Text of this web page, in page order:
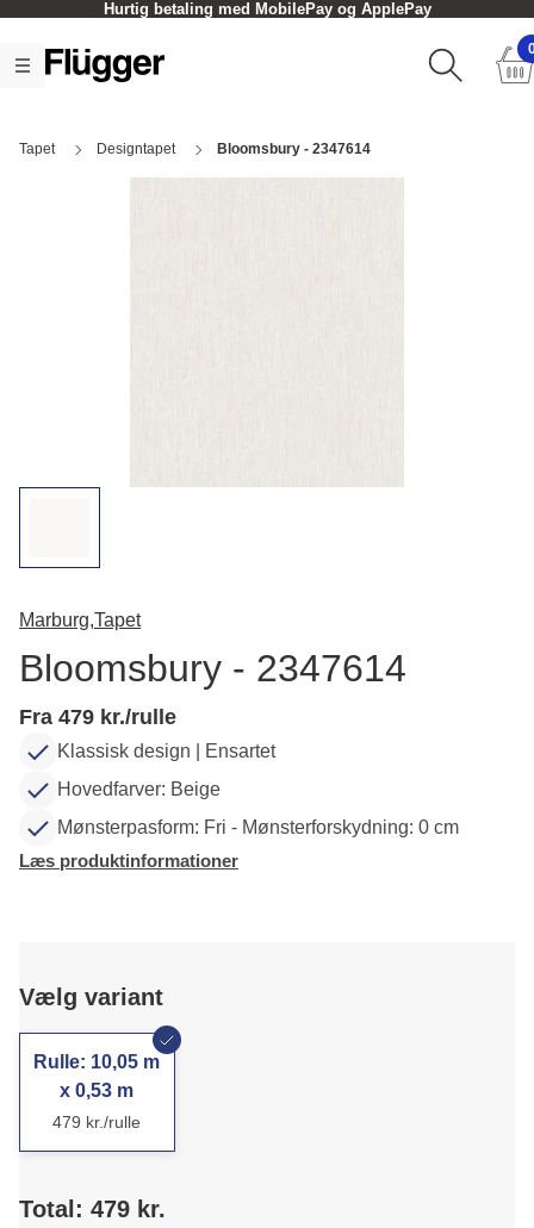
Hurtig betaling med MobilePay og ApplePay
Tapet Designtapet Bloomsbury - 2347614
Marburg,Tapet
Bloomsbury - 2347614
Fra 479 kr./rulle
Klassisk design | Ensartet
Hovedfarver: Beige
Mønsterpasform: Fri - Mønsterforskydning: 0 cm
Læs produktinformationer
Vælg variant
Rulle: 10,05 m
x 0,53 m
479 kr./rulle
Total: 479 kr.